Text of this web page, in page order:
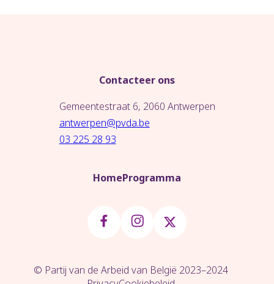
Contacteer ons
Gemeentestraat 6, 2060 Antwerpen
antwerpen@pvda.be
03 225 28 93
HomeProgramma
© Partij van de Arbeid van België 2023–2024